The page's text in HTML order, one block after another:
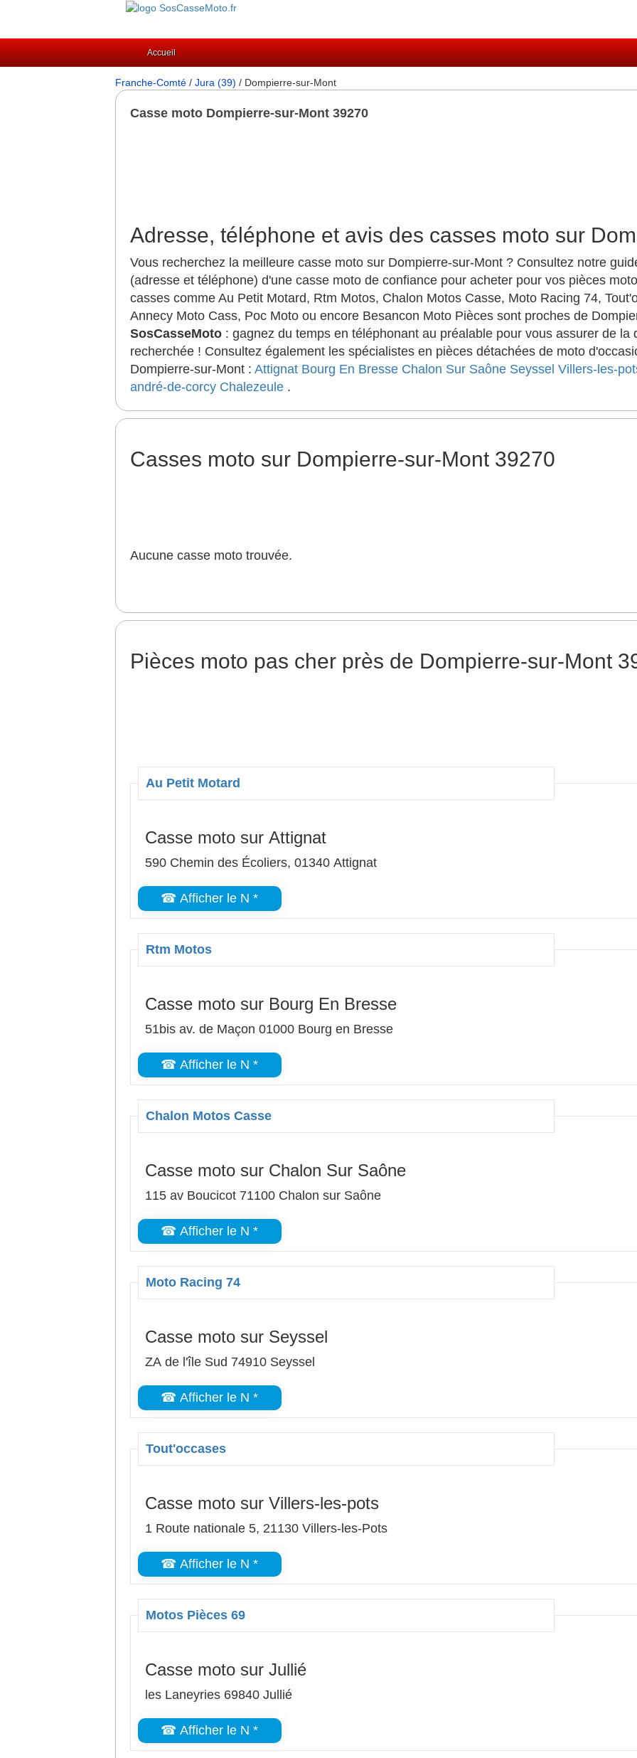
Accueil
Franche-Comté / Jura (39) / Dompierre-sur-Mont
Casse moto Dompierre-sur-Mont 39270
Adresse, téléphone et avis des casses moto sur
Vous recherchez la meilleure casse moto sur Dompierre-sur-Mont ? Consultez notre
(adresse et téléphone) d'une casse moto de confiance pour acheter pour vos pièces
casses comme Au Petit Motard, Rtm Motos, Chalon Motos Casse, Moto Racing 74,
Annecy Moto Cass, Poc Moto ou encore Besancon Moto Pièces sont proches de
SosCasseMoto : gagnez du temps en téléphonant au préalable pour vous assurer de la
recherchée ! Consultez également les spécialistes en pièces détachées de moto
Dompierre-sur-Mont : Attignat Bourg En Bresse Chalon Sur Saône Seyssel Villers-les-
andré-de-corcy Chalezeule .
Casses moto sur Dompierre-sur-Mont 39270
Aucune casse moto trouvée.
Pièces moto pas cher près de Dompierre-sur-Mont
Au Petit Motard
Casse moto sur Attignat
590 Chemin des Écoliers, 01340 Attignat
☎ Afficher le N *
Rtm Motos
Casse moto sur Bourg En Bresse
51bis av. de Maçon 01000 Bourg en Bresse
☎ Afficher le N *
Chalon Motos Casse
Casse moto sur Chalon Sur Saône
115 av Boucicot 71100 Chalon sur Saône
☎ Afficher le N *
Moto Racing 74
Casse moto sur Seyssel
ZA de l'île Sud 74910 Seyssel
☎ Afficher le N *
Tout'occases
Casse moto sur Villers-les-pots
1 Route nationale 5, 21130 Villers-les-Pots
☎ Afficher le N *
Motos Pièces 69
Casse moto sur Jullié
les Laneyries 69840 Jullié
☎ Afficher le N *